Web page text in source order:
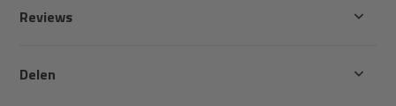
Reviews
Delen